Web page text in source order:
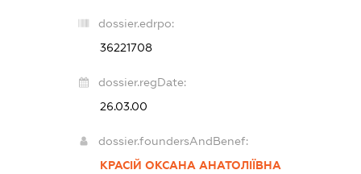
dossier.edrpo:
36221708
dossier.regDate:
26.03.00
dossier.foundersAndBenef:
КРАСІЙ ОКСАНА АНАТОЛІЇВНА